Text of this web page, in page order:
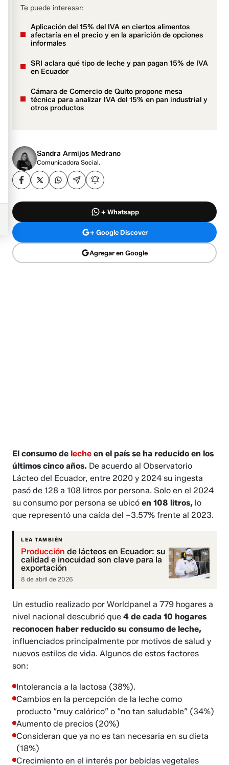
Te puede interesar:
Aplicación del 15% del IVA en ciertos alimentos
afectaría en el precio y en la aparición de opciones
informales
SRI aclara qué tipo de leche y pan pagan 15% de IVA
en Ecuador
Cámara de Comercio de Quito propone mesa
técnica para analizar IVA del 15% en pan industrial y
otros productos
Sandra Armijos Medrano
Comunicadora Social.
+ Whatsapp
+ Google Discover
Agregar en Google
El consumo de lecheen el país se ha reducido en los
últimos cinco años. De acuerdo al Observatorio
Lácteo del Ecuador, entre 2020 y 2024 su ingesta
pasó de 128 a 108 litros por persona. Solo en el 2024
su consumo por persona se ubicó en 108 litros, lo
que representó una caída del –3.57% frente al 2023.
LEA TAMBIÉN
Producción de lácteos en Ecuador: su
calidad e inocuidad son clave para la
exportación
8 de abril de 2026
Un estudio realizado por Worldpanel a 779 hogares a
nivel nacional descubrió que 4 de cada 10 hogares
reconocen haber reducido su consumo de leche,
influenciados principalmente por motivos de salud y
nuevos estilos de vida. Algunos de estos factores
son:
Intolerancia a la lactosa (38%).
Cambios en la percepción de la leche como
producto “muy calórico” o “no tan saludable” (34%)
Aumento de precios (20%)
Consideran que ya no es tan necesaria en su dieta
(18%)
Crecimiento en el interés por bebidas vegetales